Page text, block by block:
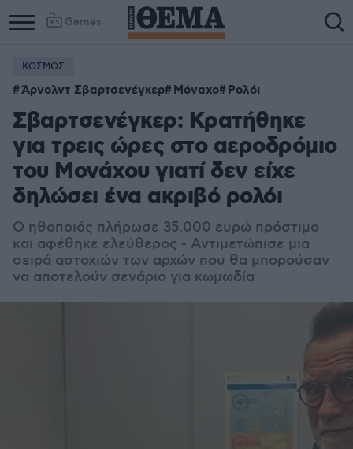
Games
ΚΟΣΜΟΣ
Άρνολντ Σβαρτσενέγκερ Μόναχο Ρολόι
Σβαρτσενέγκερ: Κρατήθηκε
για τρεις ώρες στο αεροδρόμιο
του Μονάχου γιατί δεν είχε
δηλώσει ένα ακριβό ρολόι
Ο ηθοποιός πλήρωσε 35.000 ευρώ πρόστιμο
και αφέθηκε ελεύθερος - Αντιμετώπισε μια
σειρά αστοχιών των αρχών που θα μπορούσαν
να αποτελούν σενάριο για κωμωδία